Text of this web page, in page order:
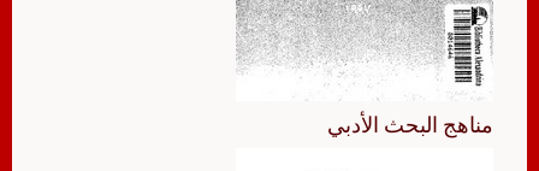
مناهج البحث الأدبي